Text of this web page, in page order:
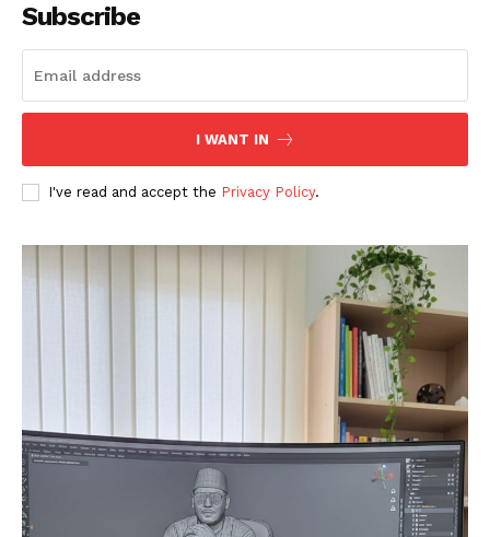
News Week
Magazine PRO
SUBSCRIBE NOW
Subscribe
I WANT IN
I've read and accept the Privacy Policy.